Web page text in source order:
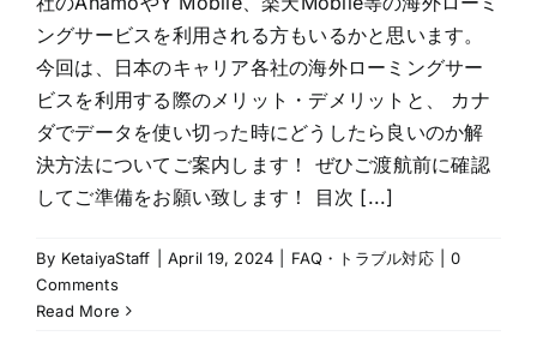
ングサービスを利用される方もいるかと思います。
今回は、日本のキャリア各社の海外ローミングサー
ビスを利用する際のメリット・デメリットと、 カナ
ダでデータを使い切った時にどうしたら良いのか解
決方法についてご案内します！ ぜひご渡航前に確認
してご準備をお願い致します！ 目次 [...]
By KetaiyaStaff April 19, 2024 FAQ・トラブル対応
0
Comments
Read More